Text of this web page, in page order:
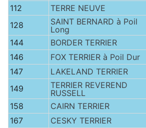
112 TERRE NEUVE
128
SAINT BERNARD à Poil
Long
144 BORDER TERRIER
146 FOX TERRIER à Poil Dur
147 LAKELAND TERRIER
149
TERRIER REVEREND
RUSSELL
158 CAIRN TERRIER
167 CESKY TERRIER